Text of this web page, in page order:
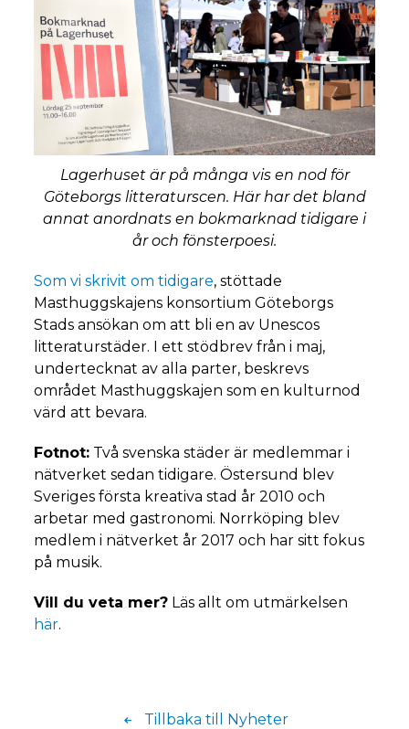
Lagerhuset är på många vis en nod för
Göteborgs litteraturscen. Här har det bland
annat anordnats en bokmarknad tidigare i
år och fönsterpoesi.
Som vi skrivit om tidigare, stöttade
Masthuggskajens konsortium Göteborgs
Stads ansökan om att bli en av Unescos
litteraturstäder. I ett stödbrev från i maj,
undertecknat av alla parter, beskrevs
området Masthuggskajen som en kulturnod
värd att bevara.
Fotnot: Två svenska städer är medlemmar i
nätverket sedan tidigare. Östersund blev
Sveriges första kreativa stad år 2010 och
arbetar med gastronomi. Norrköping blev
medlem i nätverket år 2017 och har sitt fokus
på musik.
Vill du veta mer? Läs allt om utmärkelsen
här.
Tillbaka till Nyheter